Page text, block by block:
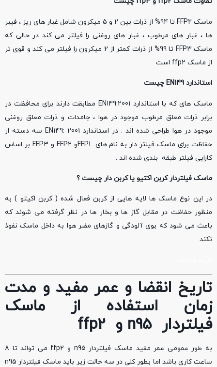
ماسک FFP2 تا 94% از ذرات بین 2 و 5 میکرون شامل غبار های ریز ، فیبر
ها ، غبار های مرطوب ، غبار های روغنی را فیلتر می کند در حالی که
ماسک FFP3 تا 99% از ذرات کمتر از 2 میکرون را فیلتر می کند و قوی تر
از ماسک ffp2 است
استاندارد چیست
ماسک های که با استاندارد EN149:2001 مطابقت دارند برای محافظت در
برابر ذرات معلق مرطوب موجود در هوا ، جامدات و ذرات معلق روغنی
موجود در هوا طراحی شده اند . در استاندارد EN149: 2001 سه دسته از
حفاظت برای ماسک فیلتر دار به نام های FFP1و FFP2 و FFP3 بر اساس
کارایی فیلتر طبقه بندی شده اند .
ماسک فیلتردار کربن اکتیو یا کربن دار چیست ؟
در این نوع ماسک ها لایه هایی از کربن فعال شده ( کربن اکیتو ) به
منظور حفاظت در مقابل گاز ها و بخار ها در نظر گرفته می شوند که
باعث می شود که بوی آلودگی و گازهای مضر هوا به داخل ماسک نفوذ
نکند
تاریخ انقضا و عمر مفید و مدت
زمان استفاده از ماسک
فیلتردار
و
به طور عمومی عمر مفید ماسک فیلتردار n95 و ffp2 می تواند تا 8
ساعت کاری باشد اما بطور کلی در سه حالت زیر باید ماسک فیلتردار n95